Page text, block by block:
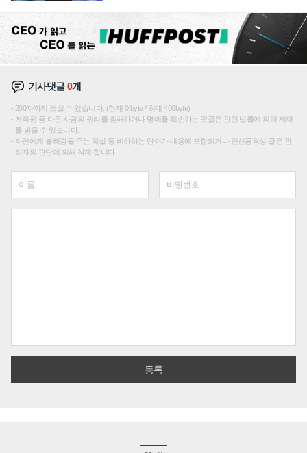
기사댓글0개
200자까지 쓰실 수 있습니다. (현재 0 byte / 최대 400byte)
저작권 등 다른 사람의 권리를 침해하거나 명예를 훼손하는 댓글은 관련 법률에 의해 제재
를 받을 수 있습니다.
타인에게 불쾌감을 주는 욕설 등 비하하는 단어가 내용에 포함되거나 인신공격성 글은 관
리자의 판단에 의해 삭제 합니다.